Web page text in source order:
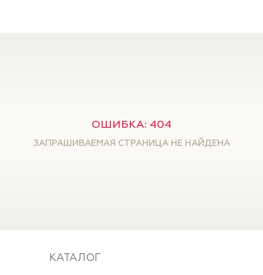
ОШИБКА: 404
ЗАПРАШИВАЕМАЯ СТРАНИЦА НЕ НАЙДЕНА
КАТАЛОГ